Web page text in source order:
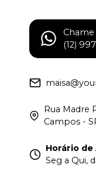
(12)
Rua Madre
Campos -
Horário
Seg a Qui,